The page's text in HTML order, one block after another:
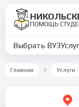
ПОМОЩЬ
Выбрать ВУЗ
Главная Услуги